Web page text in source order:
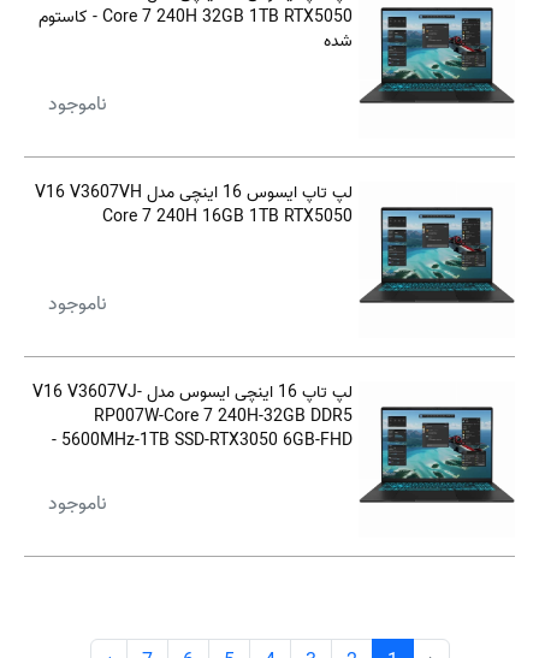
Core 7 240H 32GB 1TB RTX5050 - کاستوم
شده
ناموجود
لپ تاپ ایسوس 16 اینچی مدل V16 V3607VH
Core 7 240H 16GB 1TB RTX5050
ناموجود
لپ تاپ 16 اینچی ایسوس مدل V16 V3607VJ-
RP007W-Core 7 240H-32GB DDR5
5600MHz-1TB SSD-RTX3050 6GB-FHD -
ناموجود